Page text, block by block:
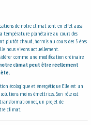
de notre climat sont en effet aussi
température planétaire au cours des
plutôt chaud, hormis au cours des 5 ères
nous vivons actuellement.
comme une modification ordinaire.
climat peut être réellement
écologique et énergétique. Elle est un
moins émettrices. Son rôle est
un projet de
climat.